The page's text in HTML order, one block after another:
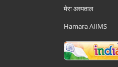
मेरा अस्पताल
Hamara AIIMS